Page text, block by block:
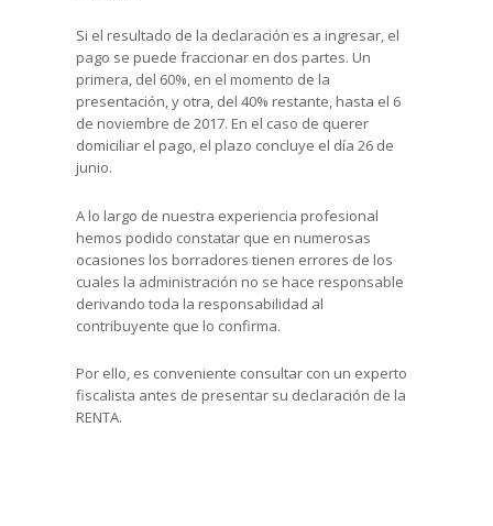
Si el resultado de la declaración es a ingresar, el
pago se puede fraccionar en dos partes. Un
primera, del 60%, en el momento de la
presentación, y otra, del 40% restante, hasta el 6
de noviembre de 2017. En el caso de querer
domiciliar el pago, el plazo concluye el día 26 de
junio.
A lo largo de nuestra experiencia profesional
hemos podido constatar que en numerosas
ocasiones los borradores tienen errores de los
cuales la administración no se hace responsable
derivando toda la responsabilidad al
contribuyente que lo confirma.
Por ello, es conveniente consultar con un experto
fiscalista antes de presentar su declaración de la
RENTA.